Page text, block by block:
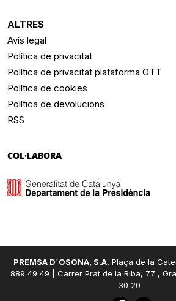
ALTRES
Avís legal
Política de privacitat
Política de privacitat plataforma OTT
Política de cookies
Política de devolucions
RSS
COL·LABORA
PREMSA D´OSONA, S.A. Plaça de la
889 49 49 | Carrer Prat de la Riba, 77 ,
30 20